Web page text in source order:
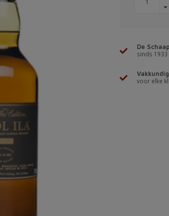
De
sinds 1933
voor elke